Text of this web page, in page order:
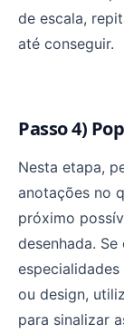
de escala,
até conseguir.
Passo 4)
Nesta etapa,
anotações no
próximo
desenhada.
ou design,
para sinalizar